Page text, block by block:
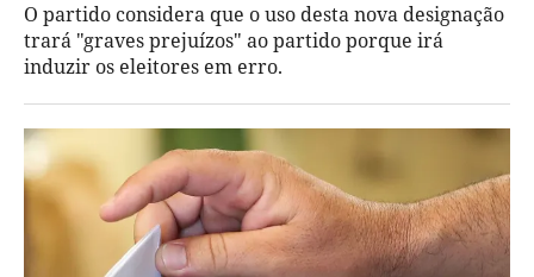
O partido considera que o uso desta nova designação
trará "graves prejuízos" ao partido porque irá
induzir os eleitores em erro.